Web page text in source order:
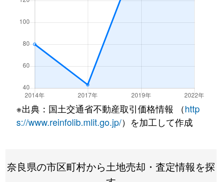
※出典：国土交通省不動産取引価格情報 （http
s://www.reinfolib.mlit.go.jp/）を加工して作成
奈良県の市区町村から土地売却・査定情報を探